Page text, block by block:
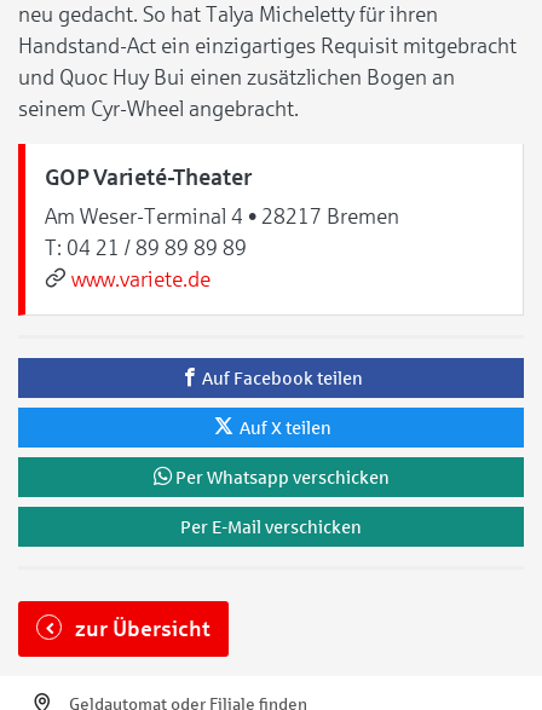
neu gedacht. So hat Talya Micheletty für ihren
Handstand-Act ein einzigartiges Requisit mitgebracht
und Quoc Huy Bui einen zusätzlichen Bogen an
seinem Cyr-Wheel angebracht.
GOP Varieté-Theater
Am Weser-Terminal 4 • 28217 Bremen
T: 04 21 / 89 89 89 89
www.variete.de
Auf Facebook teilen
Auf X teilen
Per Whatsapp verschicken
Per E-Mail verschicken
zur Übersicht
Geldautomat oder Filiale finden